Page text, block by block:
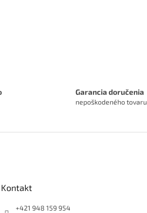
Garancia doručenia
nepoškodeného tovaru
Kontakt
+421 948 159 954